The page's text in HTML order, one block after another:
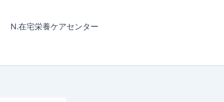
N.在宅栄養ケアセンター